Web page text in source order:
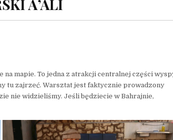
A’ALI
na mapie. To jedna z atrakcji centralnej części
tu zajrzeć. Warsztat jest faktycznie prowadzony
nie widzieliśmy. Jeśli będziecie w Bahrajnie,